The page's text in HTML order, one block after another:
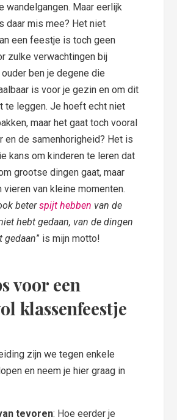
wandelgangen. Maar eerlijk
daar mis mee? Het niet
een feestje is toch geen
zulke verwachtingen bij
ben je degene die
is voor je gezin en om dit
te leggen. Je hoeft echt niet
maar het gaat toch vooral
en de samenhorigheid? Het is
kans om kinderen te leren dat
grootse dingen gaat, maar
vieren van kleine momenten.
beterspijt hebben van de
hebt gedaan, van de dingen
gedaan” is mijn motto!
voor een
klassenfeestje
zijn we tegen enkele
en neem je hier graag in
tevoren: Hoe eerder je